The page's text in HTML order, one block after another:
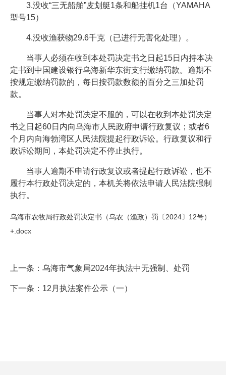
3.没收“三无船舶”皮划艇1条和船挂机1台（YAMAHA
型号15）
4.没收渔获物29.6千克（已进行无害化处理）。
当事人必须在收到本处罚决定书之日起15日内持本决
定书到中国建设银行乌海新华东街支行缴纳罚款。逾期不
按规定缴纳罚款的，每日按罚款数额的百分之三加处罚
款。
当事人对本处罚决定不服的，可以在收到本处罚决定
书之日起60日内向乌海市人民政府申请行政复议；或者6
个月内向海勃湾区人民法院提起行政诉讼。行政复议和行
政诉讼期间，本处罚决定不停止执行。
当事人逾期不申请行政复议或者提起行政诉讼，也不
履行本行政处罚决定的，本机关将依法申请人民法院强制
执行。
乌海市农牧局行政处罚决定书（乌农（渔政）罚〔2024〕12号）
+.docx
上一条： 乌海市气象局2024年执法中无强制、处罚
下一条： 12月执法案件公示（一）